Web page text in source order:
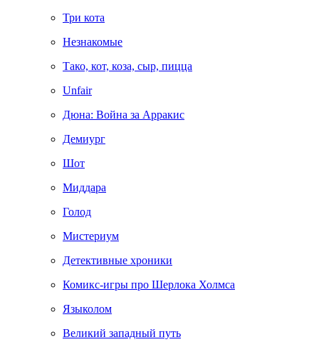
Три кота
Незнакомые
Тако, кот, коза, сыр, пицца
Unfair
Дюна: Война за Арракис
Демиург
Шот
Миддара
Голод
Мистериум
Детективные хроники
Комикс-игры про Шерлока Холмса
Языколом
Великий западный путь